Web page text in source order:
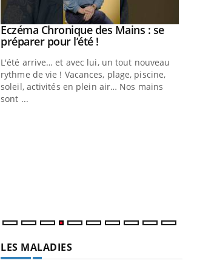
Youtube
Eczéma Chronique des Mains : se
préparer pour l’été !Youtube
L'été arrive… et avec lui, un tout nouveau
rythme de vie ! Vacances, plage, piscine,
soleil, activités en plein air… Nos mains
sont ...
LES MALADIES